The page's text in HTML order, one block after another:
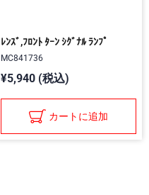
ﾚﾝｽﾞ,ﾌﾛﾝﾄ ﾀｰﾝ ｼｸﾞﾅﾙ ﾗﾝﾌﾟ
MC841736
¥5,940 (税込)
カートに追加